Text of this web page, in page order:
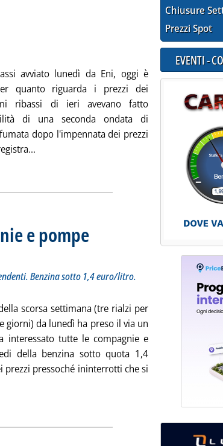
avviato lunedì da Eni, oggi è
quanto riguarda i prezzi dei
ribassi di ieri avevano fatto
di una seconda ondata di
dopo l'impennata dei prezzi
Leggi tutta la notizia: 'Carburanti, torna la
e pompe
in recupero sia per i "colorati" che per gli indipendenti. Benzina sotto
24 novembre 2010 alle 12.59.
Benzina sotto 1,4 euro/litro.
scorsa settimana (tre rialzi per
giorni) da lunedì ha preso il via un
interessato tutte le compagnie e
della benzina sotto quota 1,4
pressoché ininterrotti che si
'Staffetta prezzi rete, compagnie e pompe
Chiusure
Prezzi Spot
EVENTI -